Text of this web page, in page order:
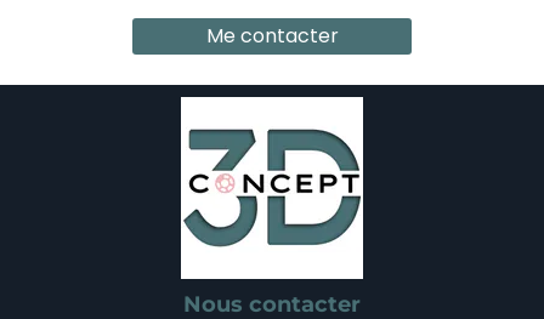
Me contacter
Nous contacter